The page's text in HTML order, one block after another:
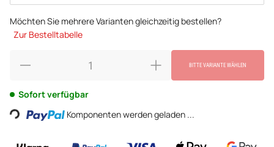
Möchten Sie mehrere Varianten gleichzeitig bestellen?
Zur Bestelltabelle
BITTE VARIANTE WÄHLEN
Sofort verfügbar
Loading... Komponenten werden geladen ...